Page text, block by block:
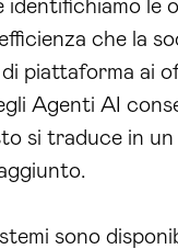
identifichiamo le
che la
di piattaforma ai
Agenti AI
si traduce in
sono